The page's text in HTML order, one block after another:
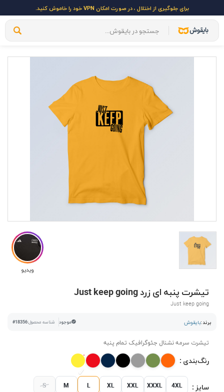
برای جلوگیری از اختلال ، در صورت امکان VPN خود را خاموش کنید.
ویدیو
تیشرت پنبه ای زرد Just keep going
Just keep going
برند :بایقوش موجود شناسه محصول:#18356
تیشرت سرمه نشنال جئوگرافیک تمام پنبه
رنگ‌بندی :
سایز : S M L XL XXL XXXL 4XL